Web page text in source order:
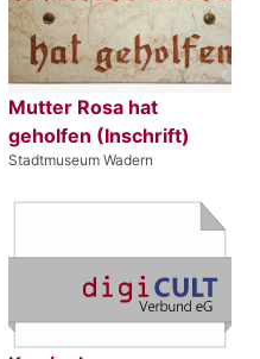
Mutter Rosa hat
geholfen (Inschrift)
Stadtmuseum Wadern